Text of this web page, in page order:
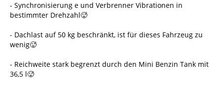
- Synchronisierung e und Verbrenner Vibrationen in
bestimmter Drehzahl🥵
- Dachlast auf 50 kg beschränkt, ist für dieses Fahrzeug zu
wenig🥵
- Reichweite stark begrenzt durch den Mini Benzin Tank mit
36,5 l🥵